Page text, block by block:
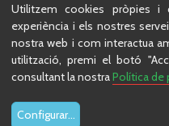
Utilitzem cookies pròpies
experiència i els nostres
nostra web i com interactua
utilització, premi el botó
consultant la nostraPolítica de
Configurar...